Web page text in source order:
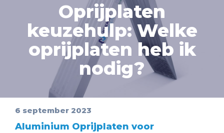
Oprijplaten
keuzehulp: Welke
oprijplaten heb ik
nodig?
6 september 2023
Aluminium Oprijplaten voor